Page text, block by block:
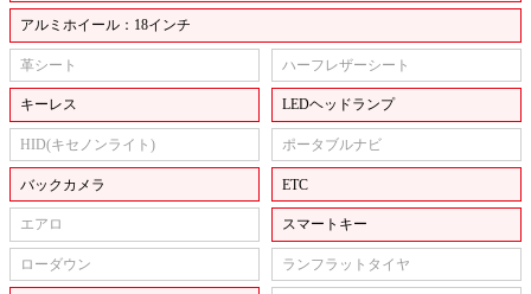
アルミホイール：18インチ
革シート ハーフレザーシート
キーレス LEDヘッドランプ
HID(キセノンライト) ポータブルナビ
バックカメラ ETC
エアロ スマートキー
ローダウン ランフラットタイヤ